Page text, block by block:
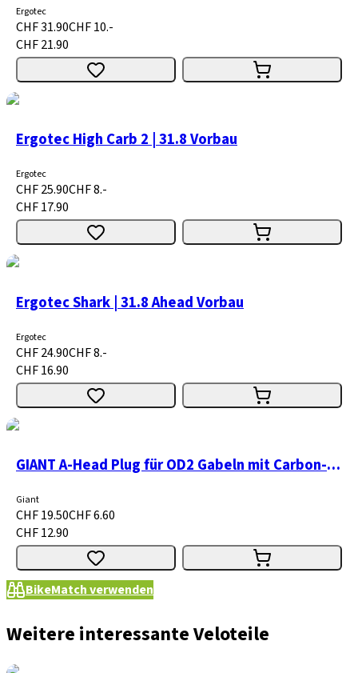
Ergotec
CHF 31.90CHF 10.-
CHF 21.90
Ergotec High Carb 2 | 31.8 Vorbau
Ergotec
CHF 25.90CHF 8.-
CHF 17.90
Ergotec Shark | 31.8 Ahead Vorbau
Ergotec
CHF 24.90CHF 8.-
CHF 16.90
GIANT A-Head Plug für OD2 Gabeln mit Carbon-Schaft
Giant
CHF 19.50CHF 6.60
CHF 12.90
BikeMatch verwenden
Weitere interessante Veloteile